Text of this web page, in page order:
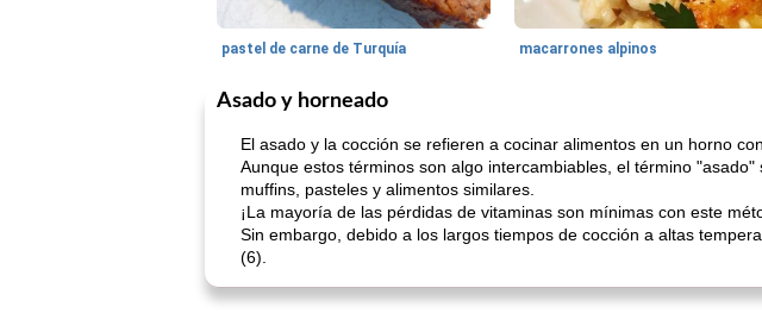
pastel de carne de Turquía macarrones alpinos
Asado y horneado
El asado y la cocción se refieren a cocinar alimentos en un horno
Aunque estos términos son algo intercambiables, el término
muffins, pasteles y alimentos similares.
¡La mayoría de las pérdidas de vitaminas son mínimas con este
Sin embargo, debido a los largos tiempos de cocción a altas
(6).